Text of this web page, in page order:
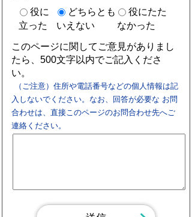
役に
立った
どちらとも
いえない
役にたた
なかった
このページに関してご意見がありまし
たら、500文字以内でご記入くださ
い。
（ご注意）住所や電話番号などの個人情報は記
入しないでください。なお、回答が必要な お問
合わせは、直接このページのお問合わせ先へご
連絡ください。